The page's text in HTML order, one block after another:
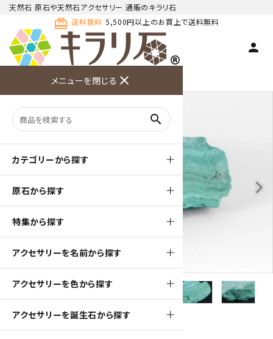
天然石 原石や天然石アクセサリー 通販のキラリ石
card_giftcard 送料無料 5,500円以上のお買上で送料無料
person
わせ ド
メニューを閉じる close
search
カテゴリーから探す
原石から探す
特集から探す
アクセサリーを名前から探す
アクセサリーを色から探す
アクセサリーを誕生石から探す
天然石 原石 マラカイト(孔雀石) 原石
arrow_back_ios arrow_forward_ios